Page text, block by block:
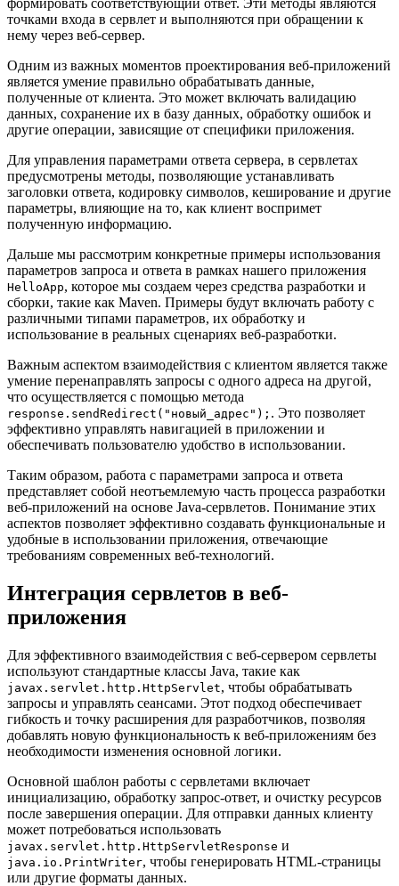
формировать соответствующий ответ. Эти методы являются
точками входа в сервлет и выполняются при обращении к
нему через веб-сервер.
Одним из важных моментов проектирования веб-приложений
является умение правильно обрабатывать данные,
полученные от клиента. Это может включать валидацию
данных, сохранение их в базу данных, обработку ошибок и
другие операции, зависящие от специфики приложения.
Для управления параметрами ответа сервера, в сервлетах
предусмотрены методы, позволяющие устанавливать
заголовки ответа, кодировку символов, кеширование и другие
параметры, влияющие на то, как клиент воспримет
полученную информацию.
Дальше мы рассмотрим конкретные примеры использования
параметров запроса и ответа в рамках нашего приложения
HelloApp, которое мы создаем через средства разработки и
сборки, такие как Maven. Примеры будут включать работу с
различными типами параметров, их обработку и
использование в реальных сценариях веб-разработки.
Важным аспектом взаимодействия с клиентом является также
умение перенаправлять запросы с одного адреса на другой,
что осуществляется с помощью метода
response.sendRedirect("новый_адрес"); . Это позволяет
эффективно управлять навигацией в приложении и
обеспечивать пользователю удобство в использовании.
Таким образом, работа с параметрами запроса и ответа
представляет собой неотъемлемую часть процесса разработки
веб-приложений на основе Java-сервлетов. Понимание этих
аспектов позволяет эффективно создавать функциональные и
удобные в использовании приложения, отвечающие
требованиям современных веб-технологий.
Интеграция сервлетов в веб-
приложения
Для эффективного взаимодействия с веб-сервером сервлеты
используют стандартные классы Java, такие как
javax.servlet.http.HttpServlet, чтобы обрабатывать
запросы и управлять сеансами. Этот подход обеспечивает
гибкость и точку расширения для разработчиков, позволяя
добавлять новую функциональность к веб-приложениям без
необходимости изменения основной логики.
Основной шаблон работы с сервлетами включает
инициализацию, обработку запрос-ответ, и очистку ресурсов
после завершения операции. Для отправки данных клиенту
может потребоваться использовать
javax.servlet.http.HttpServletResponse и
java.io.PrintWriter, чтобы генерировать HTML-страницы
или другие форматы данных.